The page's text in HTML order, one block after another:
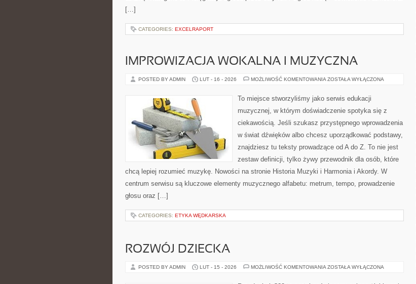
[…]
CATEGORIES: EXCELRAPORT
IMPROWIZACJA WOKALNA I MUZYCZNA
POSTED BY ADMIN LUT - 16 - 2026 MOŻLIWOŚĆ KOMENTOWANIA IMPROWIZACJA
MUZYCZNA
ZOSTAŁA WYŁĄCZONA
To miejsce stworzyliśmy jako serwis edukacji
muzycznej, w którym doświadczenie spotyka się z
ciekawością. Jeśli szukasz przystępnego wprowadzenia
w świat dźwięków albo chcesz uporządkować podstawy,
znajdziesz tu teksty prowadzące od A do Z. To nie jest
zestaw definicji, tylko żywy przewodnik dla osób, które
chcą lepiej rozumieć muzykę. Nowości na stronie Historia Muzyki i Harmonia i Akordy. W
centrum serwisu są kluczowe elementy muzycznego alfabetu: metrum, tempo, prowadzenie
głosu oraz […]
CATEGORIES: ETYKA WĘDKARSKA
ROZWÓJ DZIECKA
POSTED BY ADMIN LUT - 15 - 2026 MOŻLIWOŚĆ KOMENTOWANIA ROZWÓJ
ZOSTAŁA WYŁĄCZONA